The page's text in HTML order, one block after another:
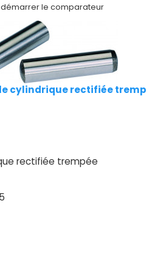
le comparateur
cylindrique rectifiée
rectifiée trempée